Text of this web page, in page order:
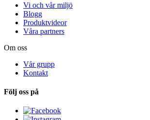
Vi och vår miljö
Blogg
Produktvideor
Våra partners
Om oss
Vår grupp
Kontakt
Följ oss på